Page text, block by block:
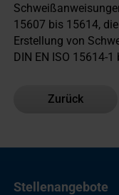
15607 bis 15614,
Erstellung von
DIN EN ISO 15614-1
Zurück
Stellenangebote